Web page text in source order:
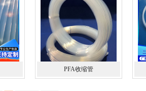
PFA收缩管